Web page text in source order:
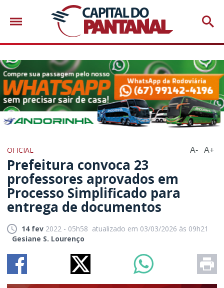
OFICIAL A- A+
Prefeitura convoca 23
professores aprovados em
Processo Simplificado para
entrega de documentos
14 fev 2022 - 05h58 atualizado em 03/03/2026 às 09h21
Gesiane S. Lourenço